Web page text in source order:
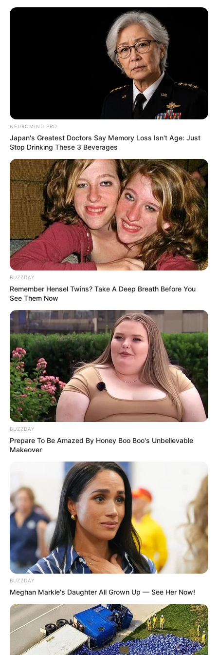
INSPIRASI
10 Sukulen Bentuk Ubur-Ubur
NEUROMIND PRO
Japan's Greatest Doctors Say Memory Loss Isn't Age: Just
Stop Drinking These 3 Beverages
BUZZDAY
Remember Hensel Twins? Take A Deep Breath Before You
See Them Now
BUZZDAY
Prepare To Be Amazed By Honey Boo Boo's Unbelievable
Makeover
BUZZDAY
Meghan Markle's Daughter All Grown Up — See Her Now!